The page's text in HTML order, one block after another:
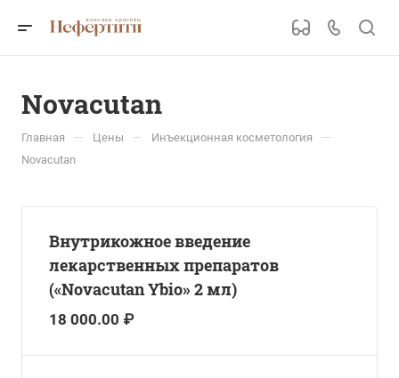
Novacutan
Главная — Цены — Инъекционная косметология —
Novacutan
Внутрикожное введение
лекарственных препаратов
(«Novacutan Ybio» 2 мл)
18 000.00 ₽